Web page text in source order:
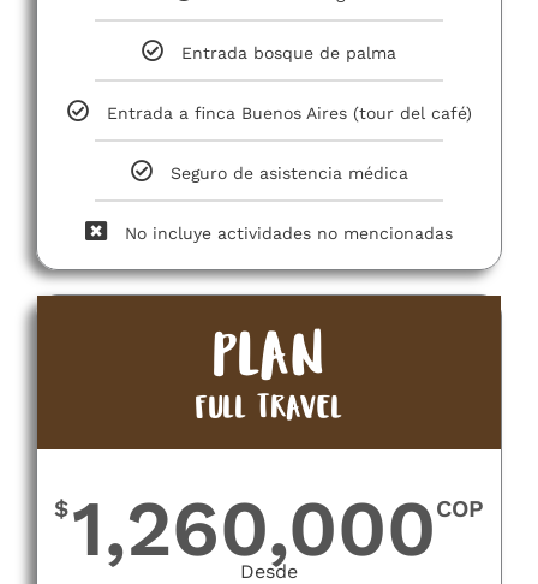
Entrada bosque de palma
Entrada a finca Buenos Aires (tour del café)
Seguro de asistencia médica
No incluye actividades no mencionadas​
PLAN
FULL TRAVEL
$1,260,000COP
Desde